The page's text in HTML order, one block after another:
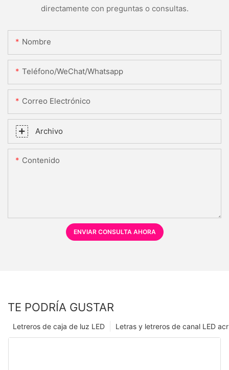
directamente con preguntas o consultas.
Nombre
Teléfono/WeChat/Whatsapp
Correo Electrónico
Archivo
Contenido
ENVIAR CONSULTA AHORA
TE PODRÍA GUSTAR
Letras y letreros de canal LED
Letreros de caja de luz LED